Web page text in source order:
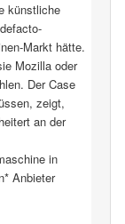
künstliche
Markt hätte.
Mozilla oder
Der Case
zeigt,
an der
in
Anbieter